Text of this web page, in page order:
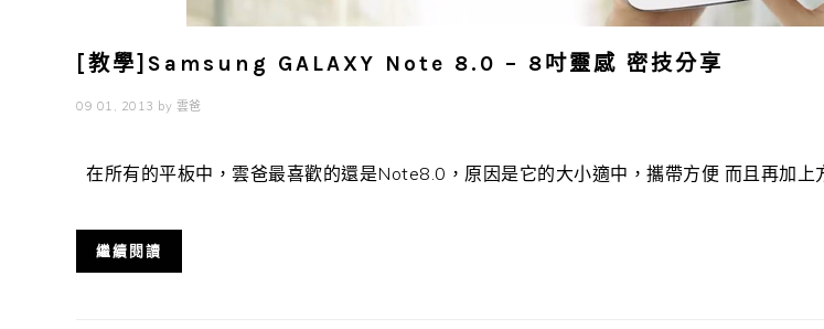
[教學]Samsung GALAXY Note 8.0 – 8吋靈感 密技分享
09 01, 2013 by 雲爸
在所有的平板中，雲爸最喜歡的還是Note8.0，原因是它的大小適中，攜帶方便 而且再加上
繼續閱讀